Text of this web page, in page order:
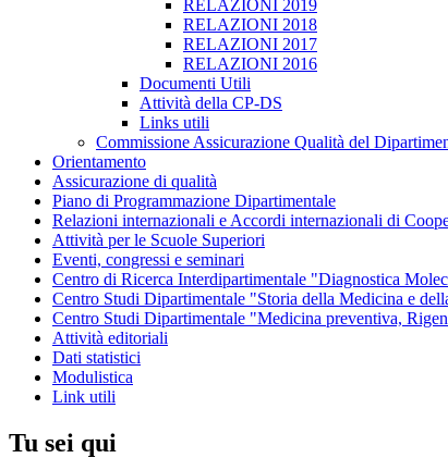
RELAZIONI 2019
RELAZIONI 2018
RELAZIONI 2017
RELAZIONI 2016
Documenti Utili
Attività della CP-DS
Links utili
Commissione Assicurazione Qualità del
Orientamento
Assicurazione di qualità
Piano di Programmazione Dipartimentale
Relazioni internazionali e Accordi internazionali di
Attività per le Scuole Superiori
Eventi, congressi e seminari
Centro di Ricerca Interdipartimentale "Diagnostica
Centro Studi Dipartimentale "Storia della Medicina e
Centro Studi Dipartimentale "Medicina preventiva,
Attività editoriali
Dati statistici
Modulistica
Link utili
Tu sei qui